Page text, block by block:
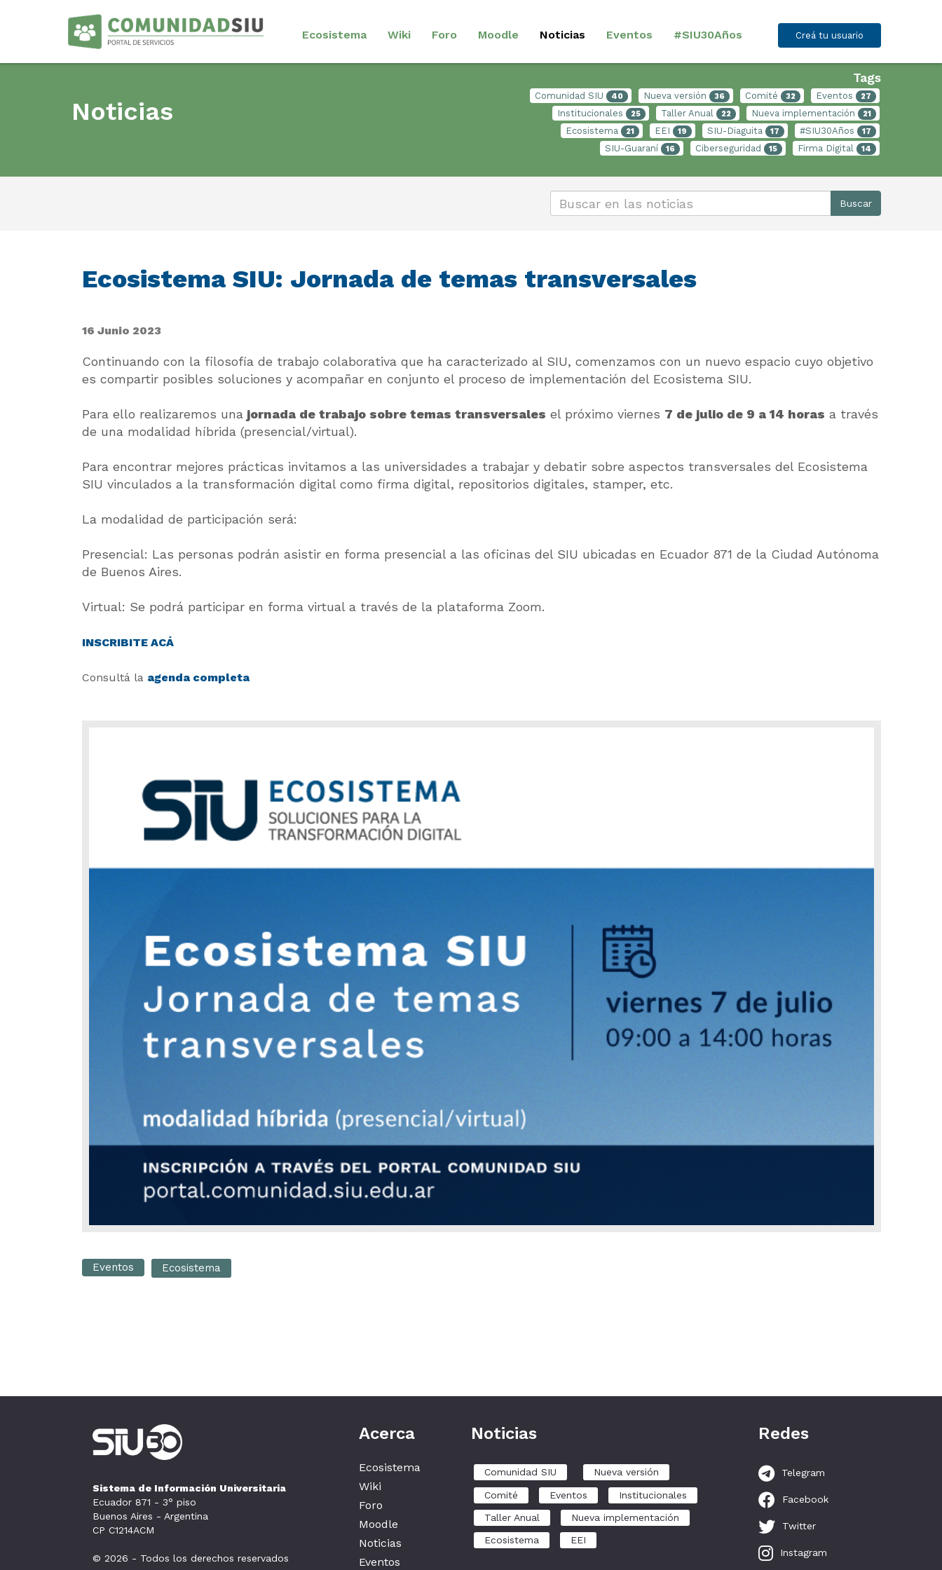
Ecosistema Wiki Foro Moodle Noticias Eventos #SIU30Años Creá tu usuario
Noticias
Tags
Comunidad SIU 40 Nueva versión 36 Comité 32 Eventos 27
Institucionales 25 Taller Anual 22 Nueva implementación 21
Ecosistema 21 EEI 19 SIU-Diaguita 17 #SIU30Años 17
SIU-Guaraní 16 Ciberseguridad 15 Firma Digital 14
Buscar
Ecosistema SIU: Jornada de temas transversales
16 Junio 2023
Continuando con la filosofía de trabajo colaborativa que ha caracterizado al SIU, comenzamos con un nuevo espacio cuyo objetivo
es compartir posibles soluciones y acompañar en conjunto el proceso de implementación del Ecosistema SIU.
Para ello realizaremos una jornada de trabajo sobre temas transversales el próximo viernes 7 de julio de 9 a 14 horas a través
de una modalidad híbrida (presencial/virtual).
Para encontrar mejores prácticas invitamos a las universidades a trabajar y debatir sobre aspectos transversales del Ecosistema
SIU vinculados a la transformación digital como firma digital, repositorios digitales, stamper, etc.
La modalidad de participación será:
Presencial: Las personas podrán asistir en forma presencial a las oficinas del SIU ubicadas en Ecuador 871 de la Ciudad Autónoma
de Buenos Aires.
Virtual: Se podrá participar en forma virtual a través de la plataforma Zoom.
INSCRIBITE ACÁ
Consultá la agenda completa
Eventos Ecosistema
Sistema de Información Universitaria
Ecuador 871 - 3° piso
Buenos Aires - Argentina
CP C1214ACM
© 2026 - Todos los derechos reservados
Acerca
Ecosistema
Wiki
Foro
Moodle
Noticias
Eventos
Noticias
Comunidad SIU Nueva versión
Comité Eventos
Institucionales
Taller Anual
Nueva implementación
Ecosistema
EEI
Redes
Telegram
Facebook
Twitter
Instagram